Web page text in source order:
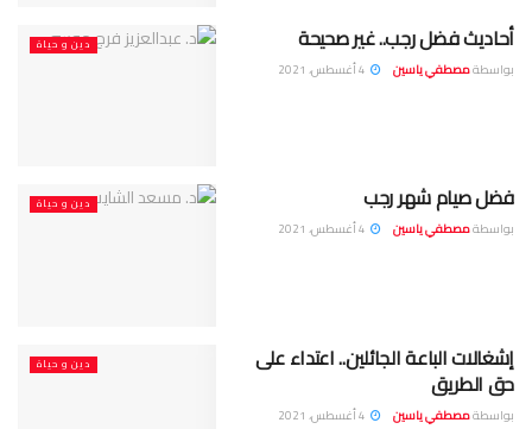
دين و حياة أحاديث فضل رجب.. غير صحيحة
بواسطةمصطفي ياسين
دين و حياة فضل صيام شهر رجب
بواسطةمصطفي ياسين
دين و حياة إشغالات الباعة الجائلين.. اعتداء على
حق الطريق
بواسطةمصطفي ياسين